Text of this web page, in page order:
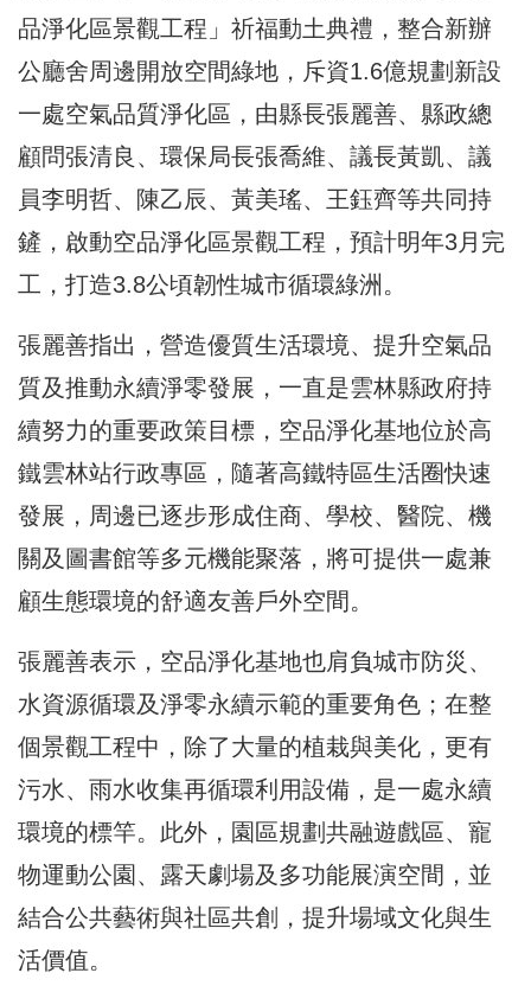
品淨化區景觀工程」祈福動土典禮，整合新辦
公廳舍周邊開放空間綠地，斥資1.6億規劃新設
一處空氣品質淨化區，由縣長張麗善、縣政總
顧問張清良、環保局長張喬維、議長黃凱、議
員李明哲、陳乙辰、黃美瑤、王鈺齊等共同持
鏟，啟動空品淨化區景觀工程，預計明年3月完
工，打造3.8公頃韌性城市循環綠洲。
張麗善指出，營造優質生活環境、提升空氣品
質及推動永續淨零發展，一直是雲林縣政府持
續努力的重要政策目標，空品淨化基地位於高
鐵雲林站行政專區，隨著高鐵特區生活圈快速
發展，周邊已逐步形成住商、學校、醫院、機
關及圖書館等多元機能聚落，將可提供一處兼
顧生態環境的舒適友善戶外空間。
張麗善表示，空品淨化基地也肩負城市防災、
水資源循環及淨零永續示範的重要角色；在整
個景觀工程中，除了大量的植栽與美化，更有
污水、雨水收集再循環利用設備，是一處永續
環境的標竿。此外，園區規劃共融遊戲區、寵
物運動公園、露天劇場及多功能展演空間，並
結合公共藝術與社區共創，提升場域文化與生
活價值。